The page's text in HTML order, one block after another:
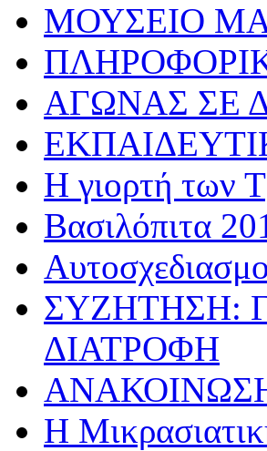
ΜΟΥΣΕΙΟ
ΑΓΩΝΑΣ ΣΕ
Η γιορτή των
Βασιλόπιτα
ΣΥΖΗΤΗΣΗ:
ΔΙΑΤΡΟΦΗ
Η